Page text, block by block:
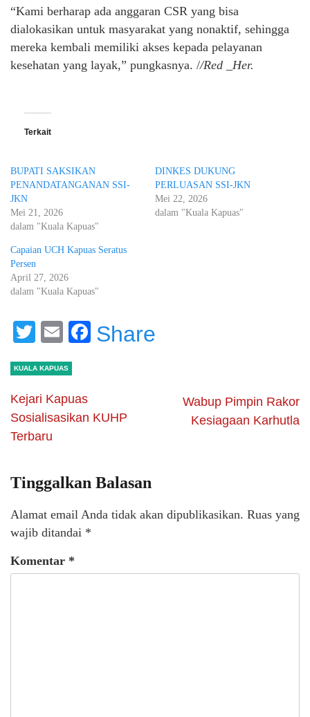
“Kami berharap ada anggaran CSR yang bisa
dialokasikan untuk masyarakat yang nonaktif, sehingga
mereka kembali memiliki akses kepada pelayanan
kesehatan yang layak,” pungkasnya. //Red _Her.
Terkait
BUPATI SAKSIKAN
PENANDATANGANAN SSI-
JKN
Mei 21, 2026
dalam "Kuala Kapuas"
DINKES DUKUNG
PERLUASAN SSI-JKN
Mei 22, 2026
dalam "Kuala Kapuas"
Capaian UCH Kapuas Seratus
Persen
April 27, 2026
dalam "Kuala Kapuas"
Twitter
EmailFacebook
Share
KUALA KAPUAS
Kejari Kapuas
Sosialisasikan KUHP
Terbaru
Wabup Pimpin Rakor
Kesiagaan Karhutla
Tinggalkan Balasan
Alamat email Anda tidak akan dipublikasikan. Ruas yang
wajib ditandai *
Komentar *